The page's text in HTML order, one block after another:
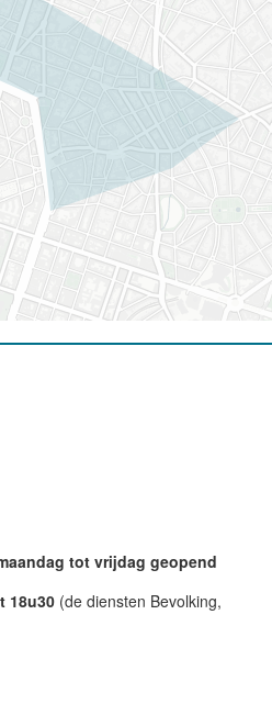
tot vrijdag geopend
18u30 (de diensten Bevolking,